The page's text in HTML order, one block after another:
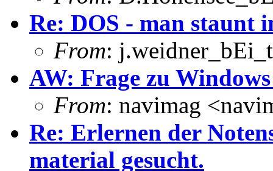
Re: DOS - man staunt
From:
AW: Frage zu
From: navimag
Re: Erlernen der
material gesucht.